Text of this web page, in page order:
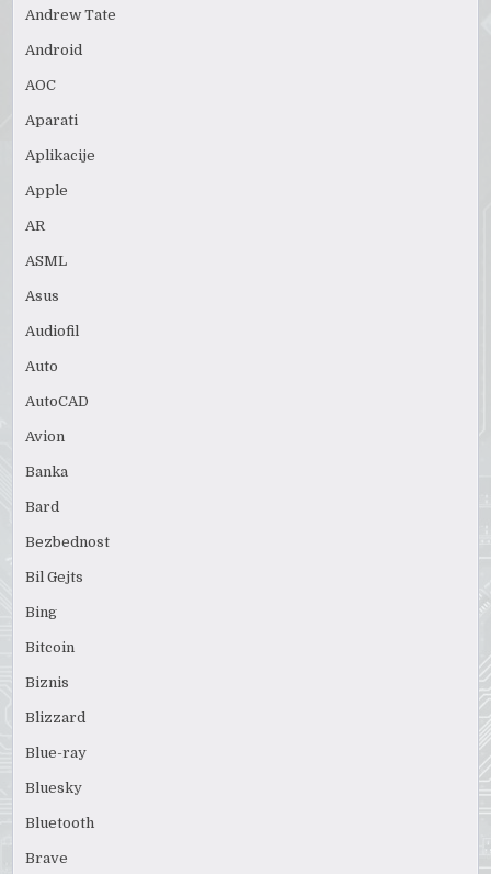
Andrew Tate
Android
AOC
Aparati
Aplikacije
Apple
AR
ASML
Asus
Audiofil
Auto
AutoCAD
Avion
Banka
Bard
Bezbednost
Bil Gejts
Bing
Bitcoin
Biznis
Blizzard
Blue-ray
Bluesky
Bluetooth
Brave